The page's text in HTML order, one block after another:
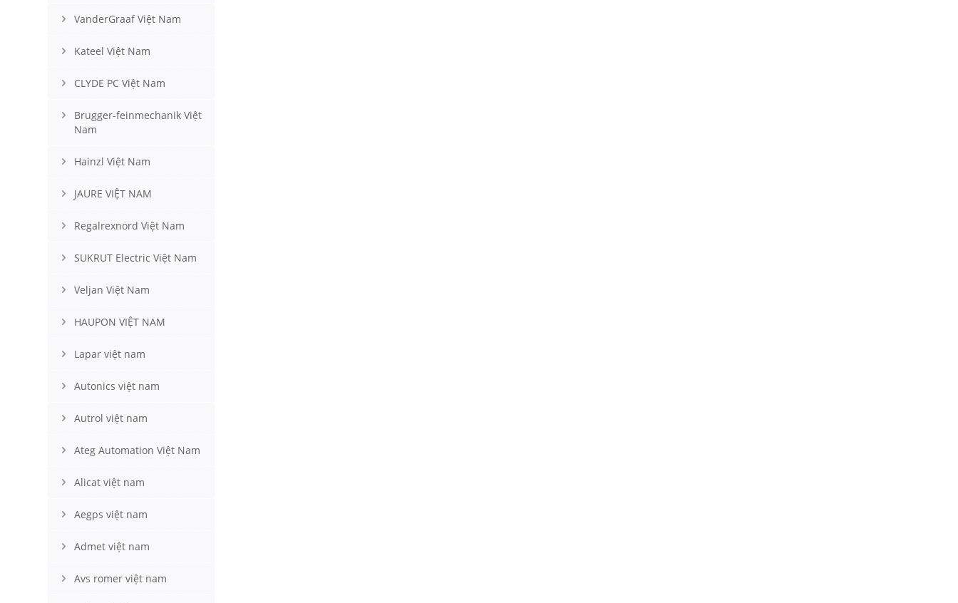
VanderGraaf Việt Nam
Kateel Việt Nam
CLYDE PC Việt Nam
Brugger-feinmechanik Việt
Nam
Hainzl Việt Nam
JAURE VIỆT NAM
Regalrexnord Việt Nam
SUKRUT Electric Việt Nam
Veljan Việt Nam
HAUPON VIỆT NAM
Lapar việt nam
Autonics việt nam
Autrol việt nam
Ateg Automation Việt Nam
Alicat việt nam
Aegps việt nam
Admet việt nam
Avs romer việt nam